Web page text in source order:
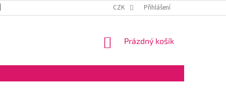
OBCHODNÍ PODMÍNKY VELKOOBCHOD
CZK Přihlášení
NÁKUPNÍ
Prázdný košík